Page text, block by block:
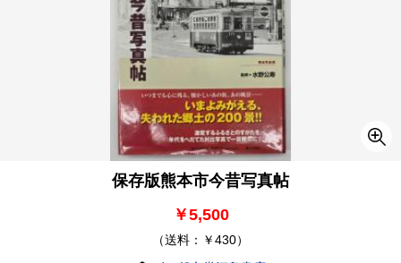
保存版熊本市今昔写真帖
￥5,500
（送料：￥430）